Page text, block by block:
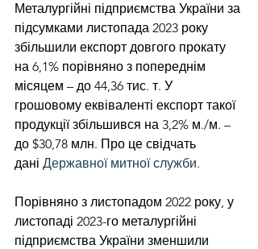
Металургійні підприємства України за
підсумками листопада 2023 року
збільшили експорт довгого прокату
на 6,1% порівняно з попереднім
місяцем – до 44,36 тис. т. У
грошовому еквіваленті експорт такої
продукції збільшився на 3,2% м./м. –
до $30,78 млн. Про це свідчать
дані Державної митної служби.
Порівняно з листопадом 2022 року, у
листопаді 2023-го металургійні
підприємства України зменшили